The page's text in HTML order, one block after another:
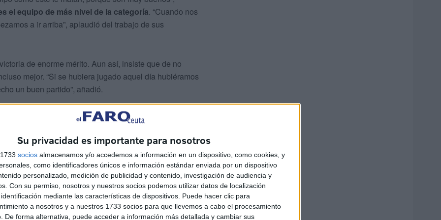
Su privacidad es importante para nosotros
socios almacenamos y/o accedemos a información en un dispositivo, como cookies, y
como identificadores únicos e información estándar enviada por un dispositivo
personalizado, medición de publicidad y contenido, investigación de audiencia y
Con su permiso, nosotros y nuestros socios podemos utilizar datos de localización
mediante las características de dispositivos. Puede hacer clic para
a nosotros y a nuestros 1733 socios para que llevemos a cabo el procesamiento
De forma alternativa, puede acceder a información más detallada y cambiar sus
el equipo de más nivel de la categoría. “Cuando nos
a ir arriba”, aplaudió del trabajo de sus
de enorme mérito. Aun así, insiste que de no
mejor. “Si se hubiera jugado aquel día hubiéramos
un buen partido”, añadió.
que está el penalti decisivo. “Hemos marcado un
su lado José Juan. “Hoy nos ha beneficiado una